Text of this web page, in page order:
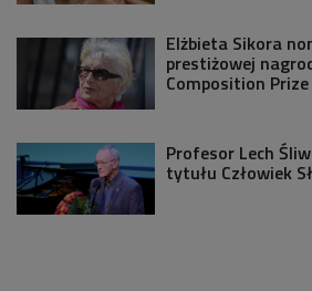
Elżbieta Sikora
prestiżowej
Composition Prize
Profesor Lech
tytułu Człowiek